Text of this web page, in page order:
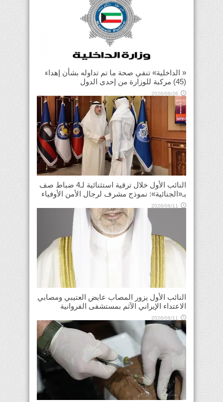
« الداخلية» تنفي صحة ما تم تداوله بشأن إهداء
(45) مركبة للوزارة من إحدى الدول
2026/06/26
النائب الأول خلال ترقية استثنائية لـ4 ضباط صف
بـ«الجنائية»: نموذج مشرف لرجال الأمن الأوفياء
2026/06/11
النائب الأول يزور المصاب عايض العتيبي ومصابي
الاعتداء الإيراني الآثم بمستشفى الفروانية
2026/06/11